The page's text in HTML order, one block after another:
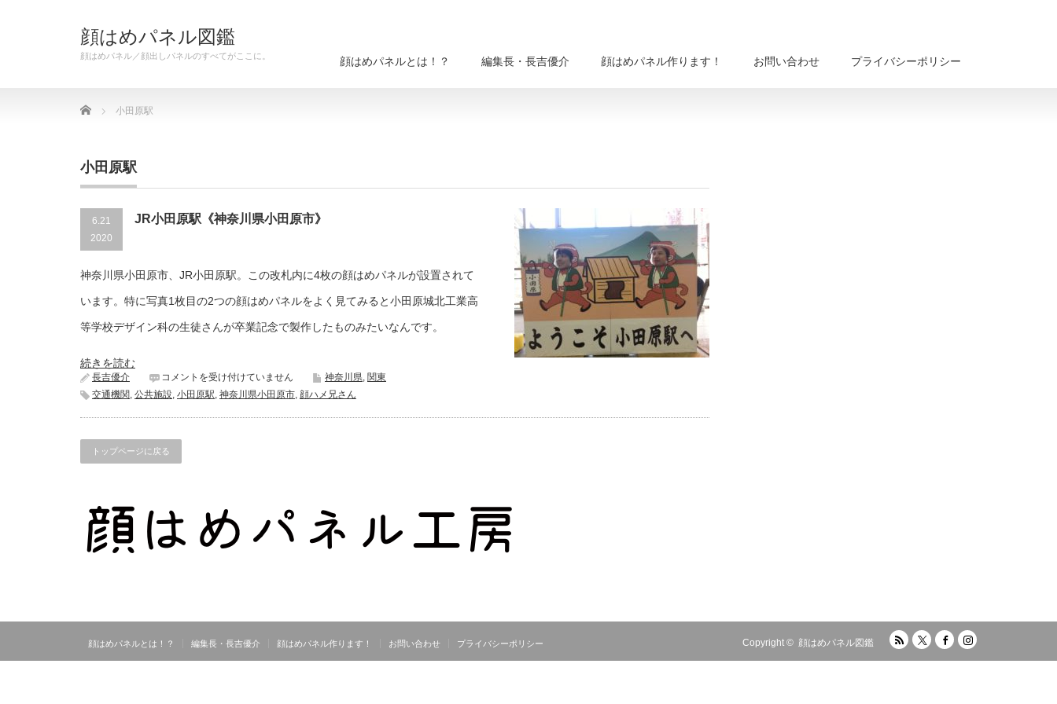
顔はめパネル図鑑
顔はめパネル／顔出しパネルのすべてがここに。 顔はめパネルとは！？ 編集長・長吉優介 顔はめパネル作ります！ お問い合わせ プライバシーポリシー
Home 小田原駅
小田原駅
6.21
2020
JR小田原駅《神奈川県小田原市》
神奈川県小田原市、JR小田原駅。この改札内に4枚の顔はめパネルが設置されて
います。特に写真1枚目の2つの顔はめパネルをよく見てみると小田原城北工業高
等学校デザイン科の生徒さんが卒業記念で製作したものみたいなんです。
続きを読む
長吉優介
JR
小
田
《神
奈
原
市》
は
コメントを受け付けていません 神奈川県, 関東
交通機関, 公共施設, 小田原駅, 神奈川県小田原市, 顔ハメ兄さん
トップページに戻る
顔はめパネルとは！？ 編集長・長吉優介 顔はめパネル作ります！ お問い合わせ プライバシーポリシー
Instagram
Copyright © 顔はめパネル図鑑